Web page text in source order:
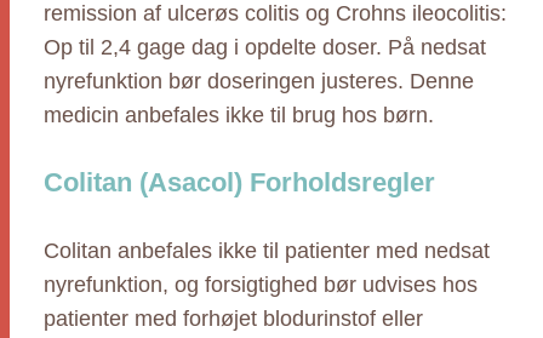
remission af ulcerøs colitis og Crohns ileocolitis:
Op til 2,4 gage dag i opdelte doser. På nedsat
nyrefunktion bør doseringen justeres. Denne
medicin anbefales ikke til brug hos børn.
Colitan (Asacol) Forholdsregler
Colitan anbefales ikke til patienter med nedsat
nyrefunktion, og forsigtighed bør udvises hos
patienter med forhøjet blodurinstof eller